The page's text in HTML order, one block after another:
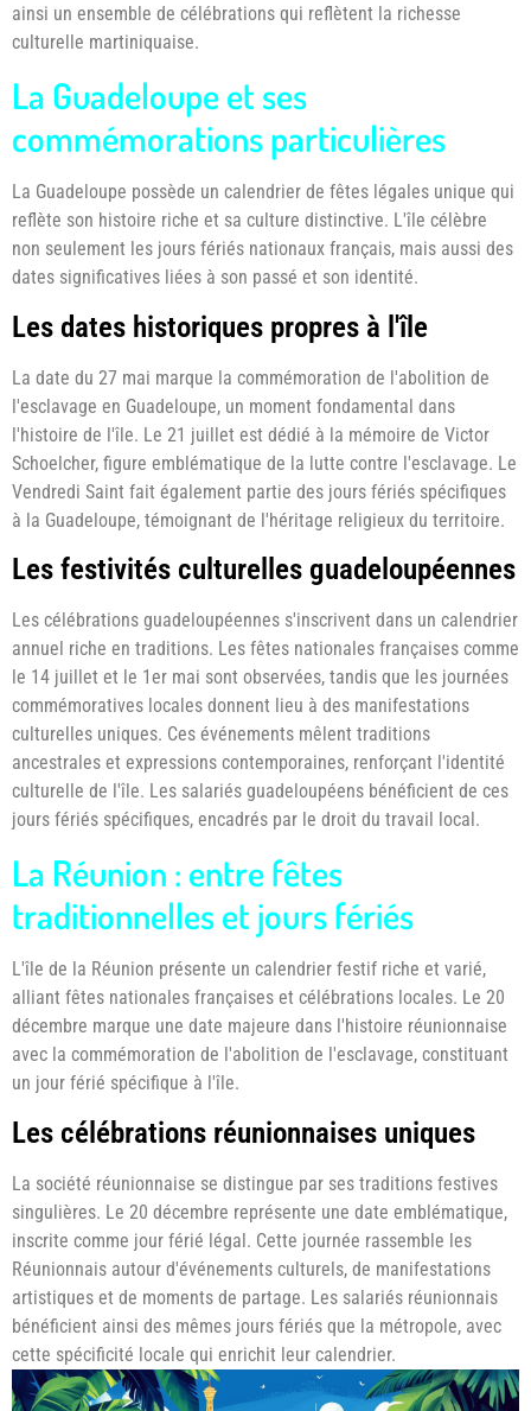
ainsi un ensemble de célébrations qui reflètent la richesse
culturelle martiniquaise.
La Guadeloupe et ses
commémorations particulières
La Guadeloupe possède un calendrier de fêtes légales unique qui
reflète son histoire riche et sa culture distinctive. L'île célèbre
non seulement les jours fériés nationaux français, mais aussi des
dates significatives liées à son passé et son identité.
Les dates historiques propres à l'île
La date du 27 mai marque la commémoration de l'abolition de
l'esclavage en Guadeloupe, un moment fondamental dans
l'histoire de l'île. Le 21 juillet est dédié à la mémoire de Victor
Schoelcher, figure emblématique de la lutte contre l'esclavage. Le
Vendredi Saint fait également partie des jours fériés spécifiques
à la Guadeloupe, témoignant de l'héritage religieux du territoire.
Les festivités culturelles guadeloupéennes
Les célébrations guadeloupéennes s'inscrivent dans un calendrier
annuel riche en traditions. Les fêtes nationales françaises comme
le 14 juillet et le 1er mai sont observées, tandis que les journées
commémoratives locales donnent lieu à des manifestations
culturelles uniques. Ces événements mêlent traditions
ancestrales et expressions contemporaines, renforçant l'identité
culturelle de l'île. Les salariés guadeloupéens bénéficient de ces
jours fériés spécifiques, encadrés par le droit du travail local.
La Réunion : entre fêtes
traditionnelles et jours fériés
L'île de la Réunion présente un calendrier festif riche et varié,
alliant fêtes nationales françaises et célébrations locales. Le 20
décembre marque une date majeure dans l'histoire réunionnaise
avec la commémoration de l'abolition de l'esclavage, constituant
un jour férié spécifique à l'île.
Les célébrations réunionnaises uniques
La société réunionnaise se distingue par ses traditions festives
singulières. Le 20 décembre représente une date emblématique,
inscrite comme jour férié légal. Cette journée rassemble les
Réunionnais autour d'événements culturels, de manifestations
artistiques et de moments de partage. Les salariés réunionnais
bénéficient ainsi des mêmes jours fériés que la métropole, avec
cette spécificité locale qui enrichit leur calendrier.